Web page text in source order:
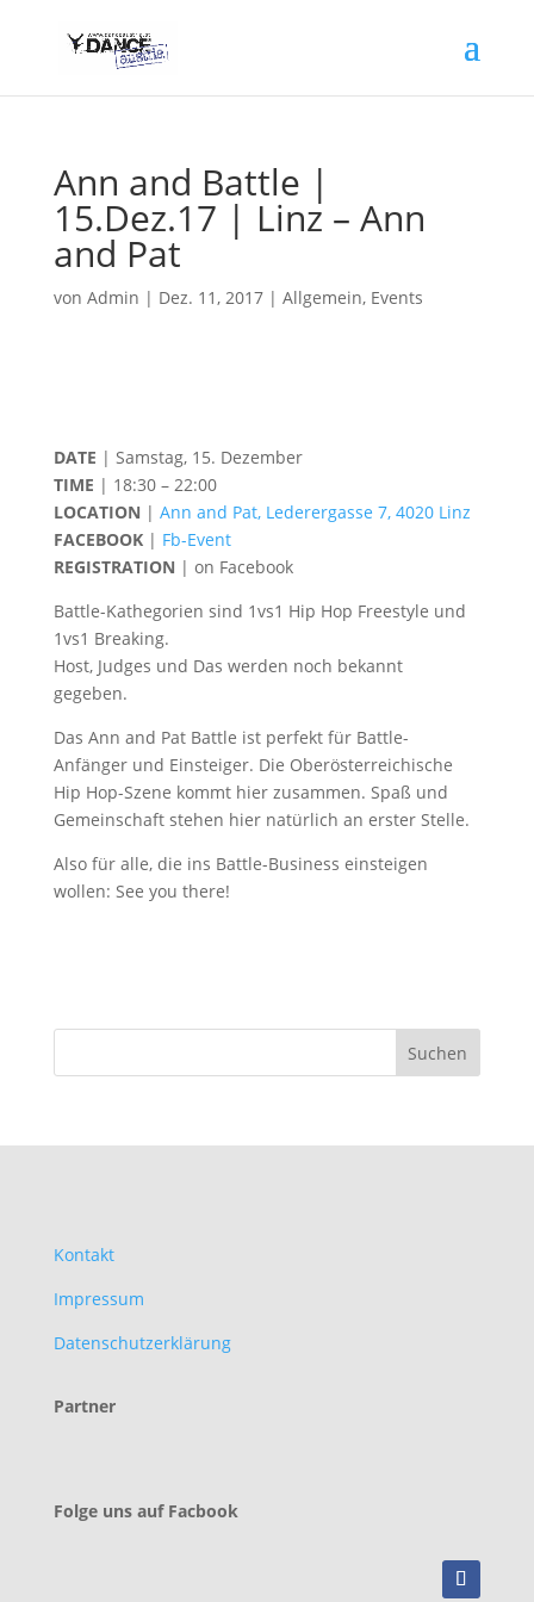
Ann and Battle |
15.Dez.17 | Linz – Ann
and Pat
von Admin | Dez. 11, 2017| Allgemein, Events
DATE | Samstag, 15. Dezember
TIME | 18:30 – 22:00
LOCATION | Ann and Pat, Lederergasse 7, 4020 Linz
FACEBOOK | Fb-Event
REGISTRATION | on Facebook
Battle-Kathegorien sind 1vs1 Hip Hop Freestyle und
1vs1 Breaking.
Host, Judges und Das werden noch bekannt
gegeben.
Das Ann and Pat Battle ist perfekt für Battle-
Anfänger und Einsteiger. Die Oberösterreichische
Hip Hop-Szene kommt hier zusammen. Spaß und
Gemeinschaft stehen hier natürlich an erster Stelle.
Also für alle, die ins Battle-Business einsteigen
wollen: See you there!
Kontakt
Impressum
Datenschutzerklärung
Partner
Folge uns auf Facbook